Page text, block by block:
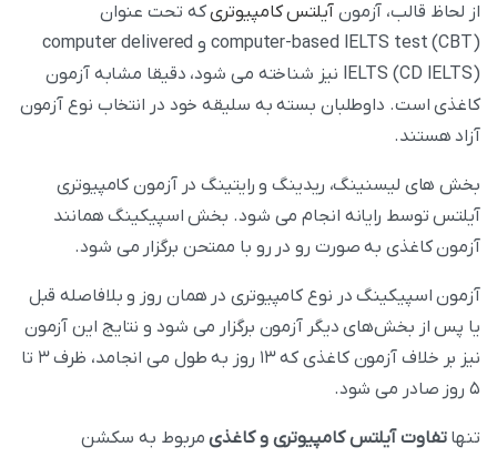
از لحاظ قالب، آزمونآیلتس کامپیوتریکه تحت عنوان
computer-based IELTS test (CBT) و computer delivered
IELTS (CD IELTS) نیز شناخته می‌ شود، دقیقا مشابه آزمون
کاغذی است. داوطلبان بسته به سلیقه خود در انتخاب نوع آزمون
آزاد هستند.
بخش‌ های لیسنینگ، ریدینگ و رایتینگ در آزمون کامپیوتری
آیلتس توسط رایانه انجام می‌ شود. بخش اسپیکینگ همانند
آزمون کاغذی به صورت رو در رو با ممتحن برگزار می‌ شود.
آزمون اسپیکینگ در نوع کامپیوتری در همان روز و بلافاصله قبل
یا پس از بخش‌های دیگر آزمون برگزار می‌ شود و نتایج این آزمون
نیز بر خلاف آزمون کاغذی که ۱۳ روز به طول می انجامد، ظرف ۳ تا
۵ روز صادر می‌ شود.
تنهاتفاوتآیلتس کامپیوتری و کاغذیمربوط به سکشن